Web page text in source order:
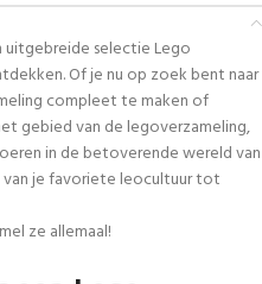
uitgebreide selectie Lego
Of je nu op zoek bent naar
compleet te maken of
gebied van de legoverzameling,
in de betoverende wereld van
van je favoriete leocultuur tot
ze allemaal!